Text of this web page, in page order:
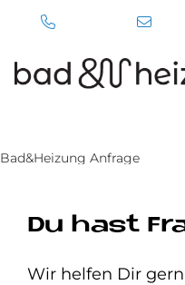
Bad&Heizung Anfrage
Du hast
Wir helfen Dir